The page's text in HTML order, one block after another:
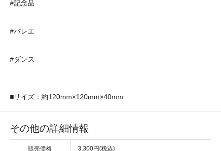
#記念品
#バレエ
#ダンス
■サイズ：約120mm×120mm×40mm
その他の詳細情報
販売価格 3,300円(税込)